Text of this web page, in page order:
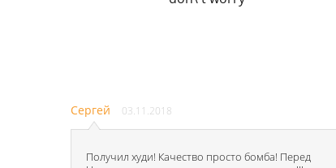
Сергей 03.11.2018
Получил худи! Качество просто бомба! Перед